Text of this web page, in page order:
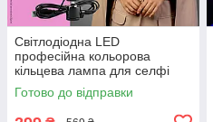
Світлодіодна LED
професійна кольорова
кільцева лампа для селфі
блогерів предметної зйомки
26 см для фото і відео
Готово до відправки